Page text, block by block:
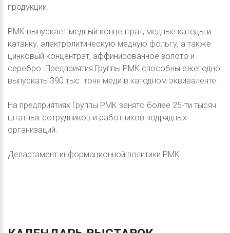
продукции.
РМК выпускает медный концентрат, медные катоды и
катанку, электролитическую медную фольгу, а также
цинковый концентрат, аффинированное золото и
серебро. Предприятия Группы РМК способны ежегодно
выпускать 390 тыс. тонн меди в катодном эквиваленте.
На предприятиях Группы РМК занято более 25-ти тысяч
штатных сотрудников и работников подрядных
организаций.
Департамент информационной политики РМК